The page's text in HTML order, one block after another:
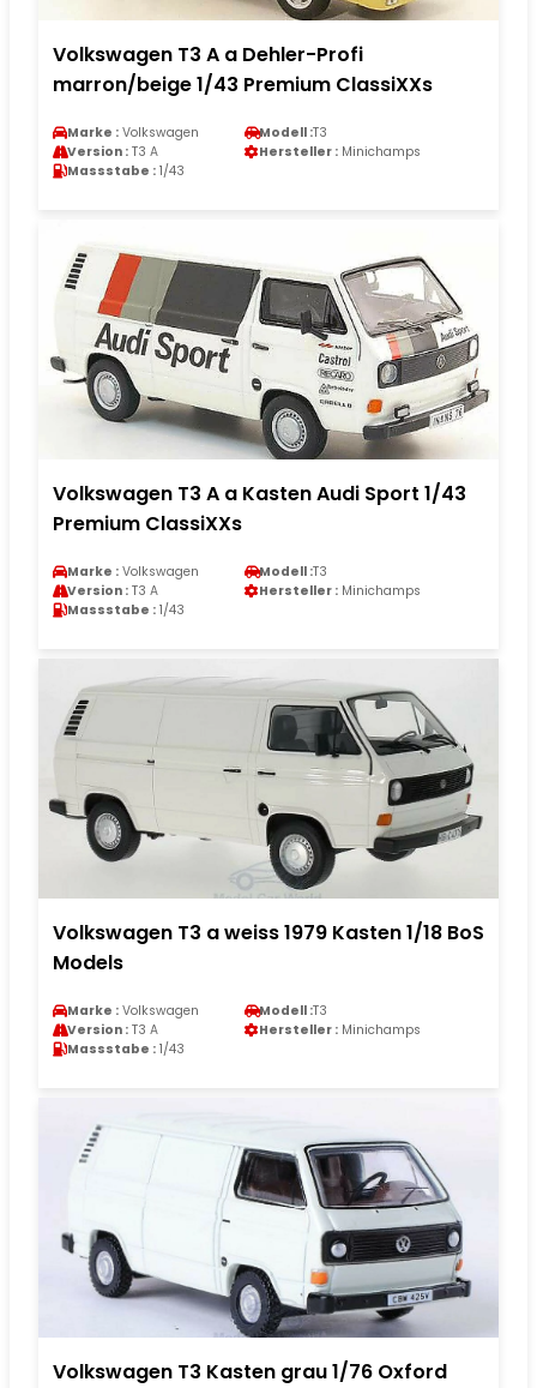
Volkswagen T3 A a Dehler-Profi
marron/beige 1/43 Premium ClassiXXs
Marke : Volkswagen Modell :T3
Version : T3 A Hersteller : Minichamps
Massstabe : 1/43
Volkswagen T3 A a Kasten Audi Sport 1/43
Premium ClassiXXs
Marke : Volkswagen Modell :T3
Version : T3 A Hersteller : Minichamps
Massstabe : 1/43
Volkswagen T3 a weiss 1979 Kasten 1/18 BoS
Models
Marke : Volkswagen Modell :T3
Version : T3 A Hersteller : Minichamps
Massstabe : 1/43
Volkswagen T3 Kasten grau 1/76 Oxford